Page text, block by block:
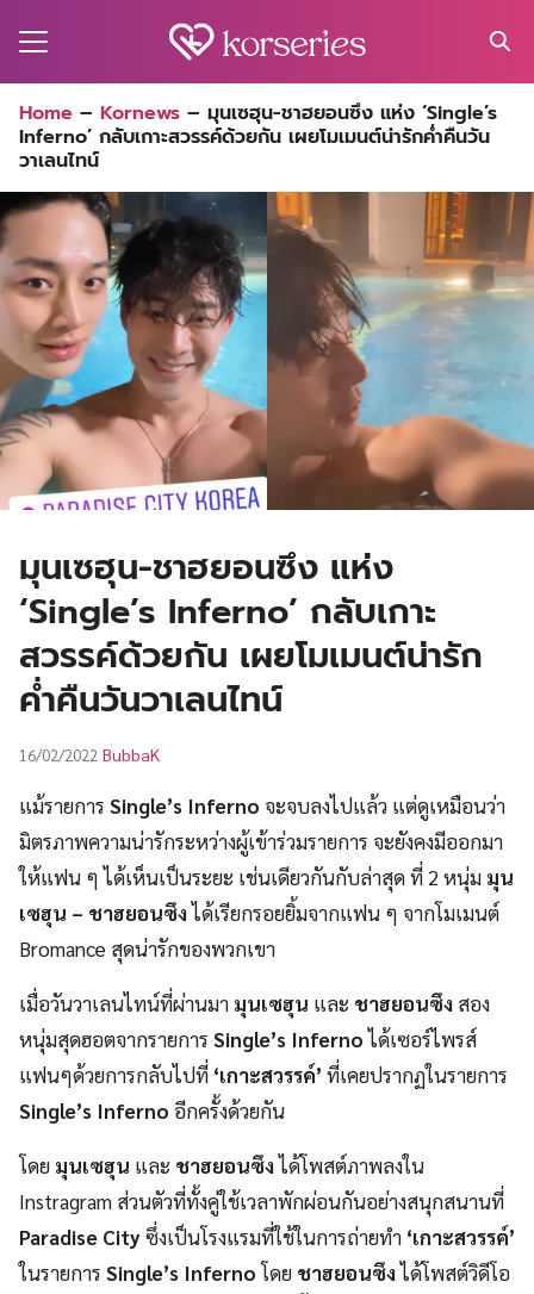
for:
Home – Kornews – มุนเซฮุน-ชาฮยอนซึง แห่ง ‘Single’s
Inferno’ กลับเกาะสวรรค์ด้วยกัน เผยโมเมนต์น่ารักค่ำคืนวัน
วาเลนไทน์
มุนเซฮุน-ชาฮยอนซึง แห่ง
‘Single’s Inferno’ กลับเกาะ
สวรรค์ด้วยกัน เผยโมเมนต์น่ารัก
ค่ำคืนวันวาเลนไทน์
16/02/2022 BubbaK
แม้รายการ Single’s Inferno จะจบลงไปแล้ว แต่ดูเหมือนว่า
มิตรภาพความน่ารักระหว่างผู้เข้าร่วมรายการ จะยังคงมีออกมา
ให้แฟน ๆ ได้เห็นเป็นระยะ เช่นเดียวกันกับล่าสุด ที่ 2 หนุ่ม มุน
เซฮุน – ชาฮยอนซึงได้เรียกรอยยิ้มจากแฟน ๆ จากโมเมนต์
Bromance สุดน่ารักของพวกเขา
เมื่อวันวาเลนไทน์ที่ผ่านมา มุนเซฮุน และ ชาฮยอนซึง สอง
หนุ่มสุดฮอตจากรายการ Single’s Infernoได้เซอร์ไพรส์
แฟนๆด้วยการกลับไปที่ ‘เกาะสวรรค์’ ที่เคยปรากฏในรายการ
Single’s Inferno อีกครั้งด้วยกัน
โดย มุนเซฮุน และ ชาฮยอนซึงได้โพสต์ภาพลงใน
Instragram ส่วนตัวที่ทั้งคู่ใช้เวลาพักผ่อนกันอย่างสนุกสนานที่
Paradise Cityซึ่งเป็นโรงแรมที่ใช้ในการถ่ายทำ ‘เกาะสวรรค์’
ในรายการ Single’s Infernoโดย ชาฮยอนซึงได้โพสต์วิดีโอ